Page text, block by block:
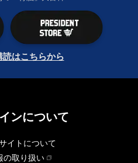
はこちらから
ンについて
イトについて
の取り扱い